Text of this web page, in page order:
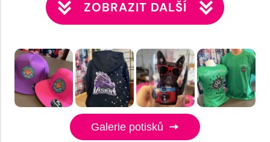
ZOBRAZIT DALŠÍ
Galerie potisků